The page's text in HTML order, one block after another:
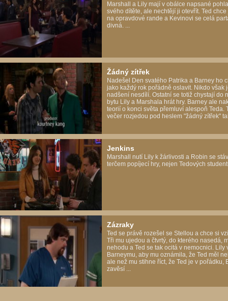
Marshall a Lily mají v obálce napsané
svého dítěte, ale nechtějí ji otevřít. Ted chce
na opravdové rande a Kevinovi se celá
divná. ...
Žádný zítřek
Nadešel Den svatého Patrika a Barney ho
jako každý rok pořádně oslavit. Nikdo však
nadšení nesdílí. Ostatní se totiž chystají do
bytu Lily a Marshala hrát hry. Barney ale
teorií o konci světa přemluví alespoň Teda.
večer rozjedou pod heslem "žádný zítřek"
Jenkins
Marshall nutí Lily k žárlivosti a Robin se
terčem popíjecí hry, nejen Tedových
Zázraky
Ted se právě rozešel se Stellou a chce si
Tři mu ujedou a čtvrtý, do kterého nasedá,
nehodu a Ted se tak ocitá v nemocnici. Lily
Barneymu, aby mu oznámila, že Ted měl
ale než mu stihne říct, že Ted je v pořádku,
zavěsí ...